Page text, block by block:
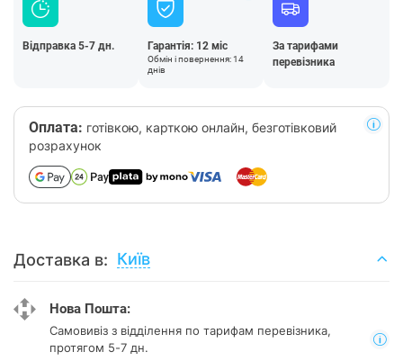
Відправка 5-7 дн. Гарантія: 12 міс
Обмін і повернення: 14
днів
За тарифами
перевізника
Оплата: готівкою, карткою онлайн, безготівковий
розрахунок
Доставка в: Київ
Нова Пошта:
Самовивіз з відділення по тарифам перевізника,
протягом 5-7 дн.